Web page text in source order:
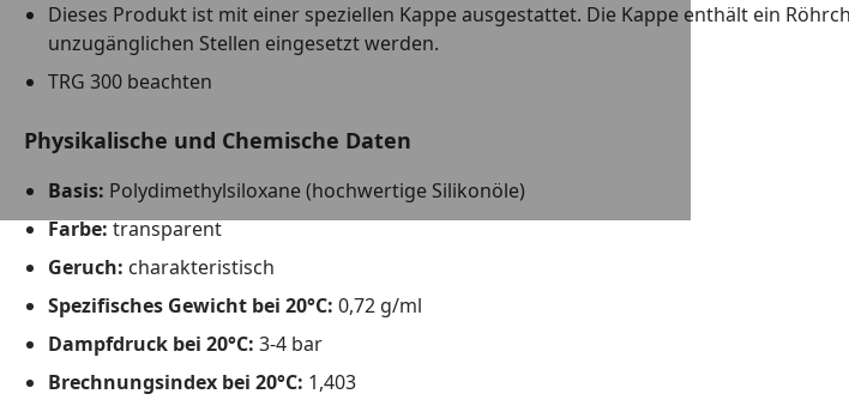
Dieses Produkt ist mit einer speziellen Kappe ausgestattet. Die Kappe enthält ein
unzugänglichen Stellen eingesetzt werden.
TRG 300 beachten
Physikalische und Chemische Daten
Basis: Polydimethylsiloxane (hochwertige Silikonöle)
Farbe:transparent
Geruch: charakteristisch
Spezifisches Gewicht bei 20°C: 0,72 g/ml
Dampfdruck bei 20°C: 3-4 bar
Brechnungsindex bei 20°C: 1,403